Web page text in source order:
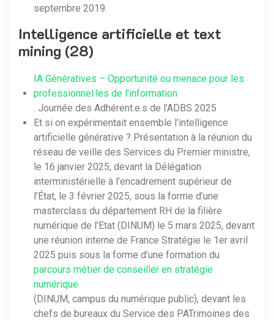
septembre 2019.
Intelligence artificielle et text
mining (28)
IA Génératives – Opportunité ou menace pour les
professionnel·les de l’information
. Journée des Adhérent.e.s de l’ADBS 2025
Et si on expérimentait ensemble l’intelligence
artificielle générative ? Présentation à la réunion du
réseau de veille des Services du Premier ministre,
le 16 janvier 2025, devant la Délégation
interministérielle à l’encadrement supérieur de
l’État, le 3 février 2025, sous la forme d’une
masterclass du département RH de la filière
numérique de l’Etat (DINUM) le 5 mars 2025, devant
une réunion interne de France Stratégie le 1er avril
2025 puis sous la forme d’une formation du
parcours métier de conseiller en stratégie
numérique
(DINUM, campus du numérique public), devant les
chefs de bureaux du Service des PATrimoines des